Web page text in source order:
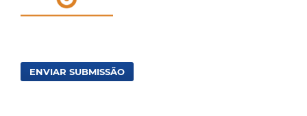
ENVIAR SUBMISSÃO